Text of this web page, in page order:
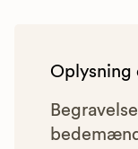
Oplysning